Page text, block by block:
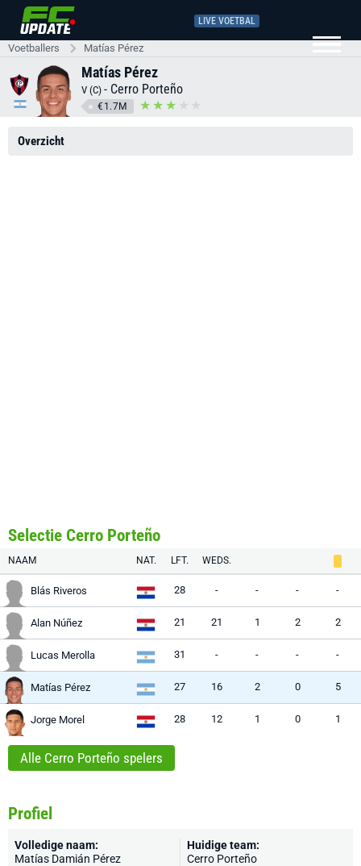
LIVE VOETBAL
Voetballers Matías Pérez
Matías Pérez
V (C) - Cerro Porteño
€1.7M
Overzicht
Selectie Cerro Porteño
NAAM NAT. LFT. WEDS.
Blás Riveros 28 - - - -
Alan Núñez 21 21 1 2 2
Lucas Merolla 31 - - - -
Matías Pérez 27 16 2 0 5
Jorge Morel 28 12 1 0 1
Alle Cerro Porteño spelers
Profiel
Volledige naam:
Matías Damián Pérez
Huidige team:
Cerro Porteño